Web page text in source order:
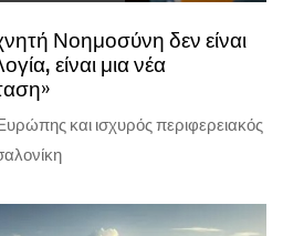
Νοημοσύνη δεν είναι
είναι μια νέα
και ισχυρός περιφερειακός